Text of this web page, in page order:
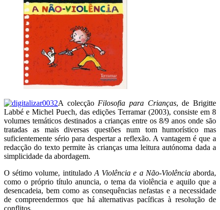
A colecção Filosofia para Crianças, de Brigitte
Labbé e Michel Puech, das edições Terramar (2003), consiste em 8
volumes temáticos destinados a crianças entre os 8/9 anos onde são
tratadas as mais diversas questões num tom humorístico mas
suficientemente sério para despertar a reflexão. A vantagem é que a
redacção do texto permite às crianças uma leitura autónoma dada a
simplicidade da abordagem.
O sétimo volume, intitulado A Violência e a Não-Violênciaaborda,
como o próprio título anuncia, o tema da violência e aquilo que a
desencadeia, bem como as consequências nefastas e a necessidade
de compreendermos que há alternativas pacíficas à resolução de
conflitos.